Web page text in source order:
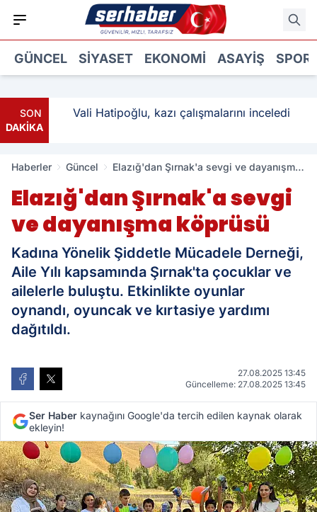
GÜNCEL SIYASET EKONOMI ASAYIŞ SPOR
SON
DAKİKA
Vali Hatipoğlu, kazı çalışmalarını inceledi
Haberler Güncel
Elazığ'dan Şırnak'a sevgi ve dayanışma
Elazığ'dan Şırnak'a sevgi
ve dayanışma köprüsü
Kadına Yönelik Şiddetle Mücadele Derneği,
Aile Yılı kapsamında Şırnak'ta çocuklar ve
ailelerle buluştu. Etkinlikte oyunlar
oynandı, oyuncak ve kırtasiye yardımı
dağıtıldı.
27.08.2025 13:45
Güncelleme: 27.08.2025 13:45
Ser Haber kaynağını Google'da tercih edilen kaynak olarak
ekleyin!